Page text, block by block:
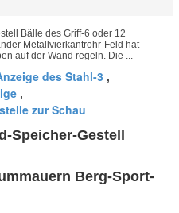
Bälle des Griff-6 oder 12
Metallvierkantrohr-Feld hat
auf der Wand regeln. Die ...
des Stahl-3 ,
,
zur Schau
Speicher-Gestell
Berg-Sport-